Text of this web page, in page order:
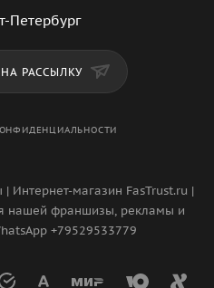
Петербург
РАССЫЛКУ
магазин FasTrust.ru |
нашей франшизы, рекламы и
+79529533779